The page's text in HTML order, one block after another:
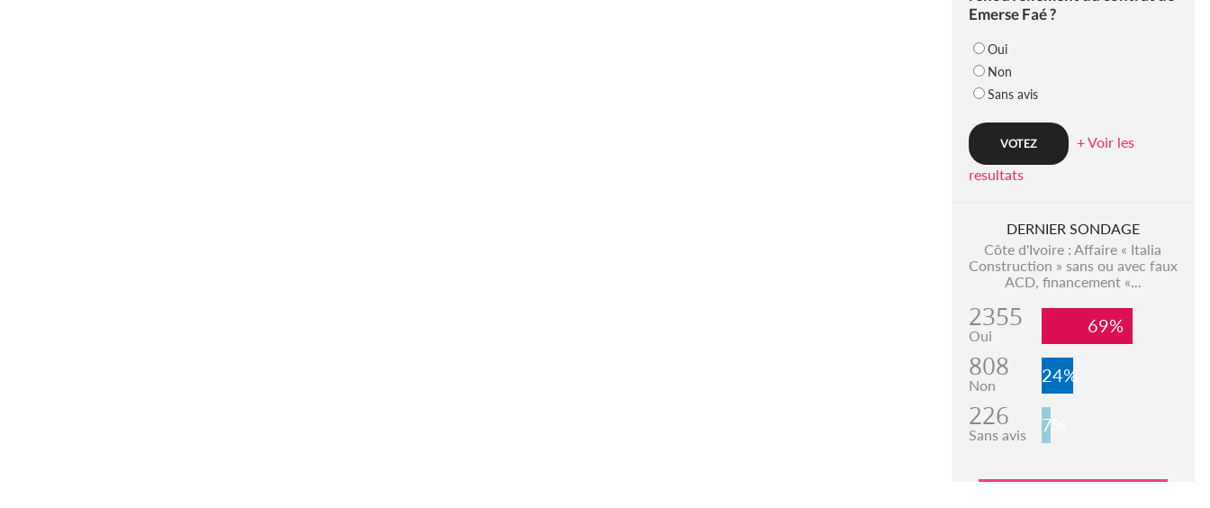
Emerse Faé ?
Oui
Non
Sans avis
+ Voir les
resultats
DERNIER SONDAGE
Côte d'Ivoire : Affaire « Italia
Construction » sans ou avec faux
ACD, financement «...
2355
Oui 69%
808
Non 24%
226
Sans avis 7%